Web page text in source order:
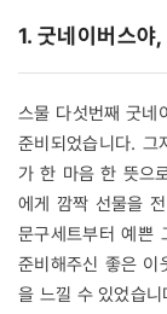
1. 굿네이버스야
스물 다섯번째 굿네
준비되었습니다. 그
가 한 마음 한 뜻으
에게 깜짝 선물을
문구세트부터 예쁜
준비해주신 좋은 이
을 느낄 수 있었습니